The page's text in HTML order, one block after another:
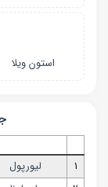
استون ویلا
1 لیورپول